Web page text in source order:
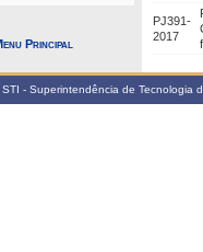
Principal
PJ391-
2017
STI - Superintendência de Tecnologia